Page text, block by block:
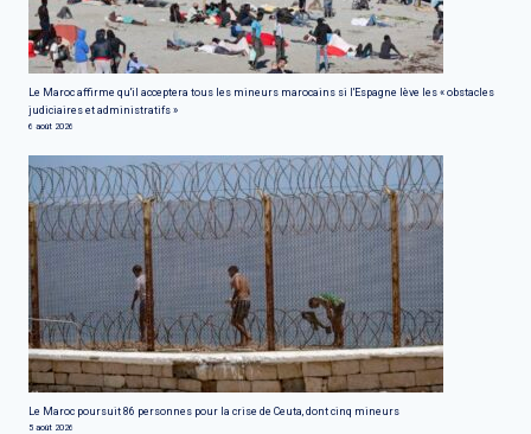
Le Maroc affirme qu'il acceptera tous les mineurs marocains si l'Espagne lève les « obstacles
judiciaires et administratifs »
6 août 2026
Le Maroc poursuit 86 personnes pour la crise de Ceuta, dont cinq mineurs
5 août 2026